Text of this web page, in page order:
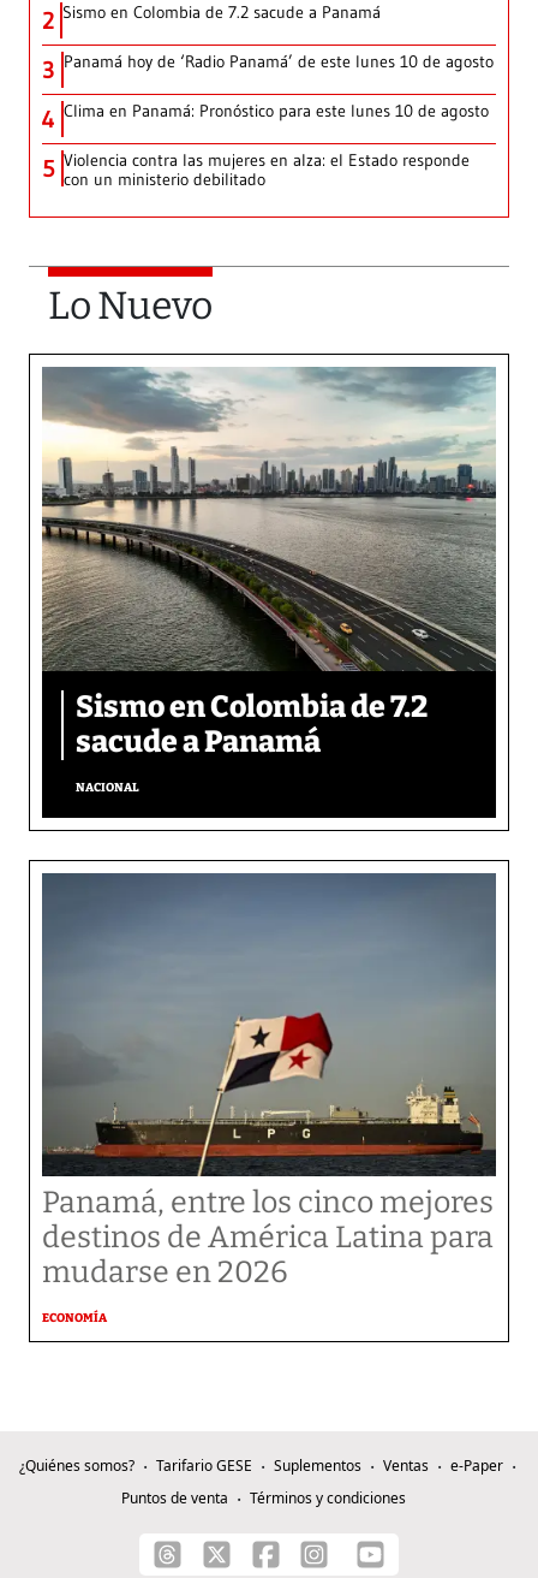
2 Sismo en Colombia de 7.2 sacude a Panamá
3 Panamá hoy de ‘Radio Panamá’ de este lunes 10 de agosto
4 Clima en Panamá: Pronóstico para este lunes 10 de agosto
5 Violencia contra las mujeres en alza: el Estado responde
con un ministerio debilitado
Lo Nuevo
Sismo en Colombia de 7.2
sacude a Panamá
NACIONAL
Panamá, entre los cinco mejores
destinos de América Latina para
mudarse en 2026
ECONOMÍA
¿Quiénes somos? Tarifario GESE Suplementos Ventas
e-Paper
Puntos de venta
Términos y condiciones